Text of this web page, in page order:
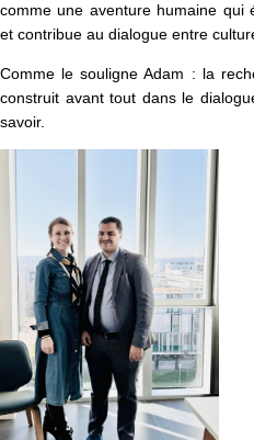
comme une aventure humaine qui
et contribue au dialogue entre
Comme le souligne Adam : la
construit avant tout dans le
savoir.